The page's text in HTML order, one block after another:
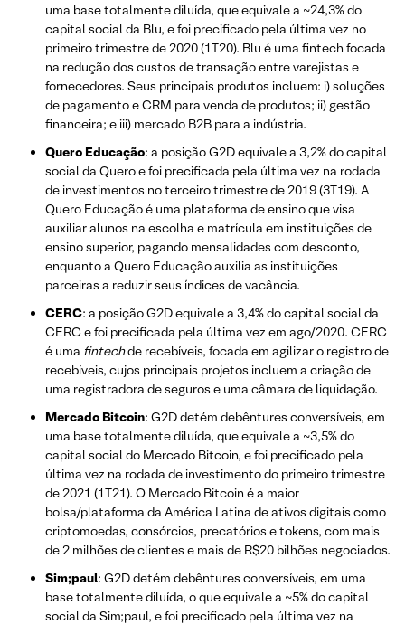
uma base totalmente diluída, que equivale a ~24,3% do
capital social da Blu, e foi precificado pela última vez no
primeiro trimestre de 2020 (1T20). Blu é uma fintech focada
na redução dos custos de transação entre varejistas e
fornecedores. Seus principais produtos incluem: i) soluções
de pagamento e CRM para venda de produtos; ii) gestão
financeira; e iii) mercado B2B para a indústria.
Quero Educação: a posição G2D equivale a 3,2% do capital
social da Quero e foi precificada pela última vez na rodada
de investimentos no terceiro trimestre de 2019 (3T19). A
Quero Educação é uma plataforma de ensino que visa
auxiliar alunos na escolha e matrícula em instituições de
ensino superior, pagando mensalidades com desconto,
enquanto a Quero Educação auxilia as instituições
parceiras a reduzir seus índices de vacância.
CERC: a posição G2D equivale a 3,4% do capital social da
CERC e foi precificada pela última vez em ago/2020. CERC
é uma fintechde recebíveis, focada em agilizar o registro de
recebíveis, cujos principais projetos incluem a criação de
uma registradora de seguros e uma câmara de liquidação.
Mercado Bitcoin: G2D detém debêntures conversíveis, em
uma base totalmente diluída, que equivale a ~3,5% do
capital social do Mercado Bitcoin, e foi precificado pela
última vez na rodada de investimento do primeiro trimestre
de 2021 (1T21). O Mercado Bitcoin é a maior
bolsa/plataforma da América Latina de ativos digitais como
criptomoedas, consórcios, precatórios e tokens, com mais
de 2 milhões de clientes e mais de R$20 bilhões negociados.
Sim;paul: G2D detém debêntures conversíveis, em uma
base totalmente diluída, o que equivale a ~5% do capital
social da Sim;paul, e foi precificado pela última vez na